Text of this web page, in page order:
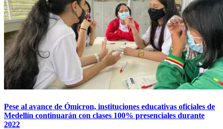
Pese al avance de Ómicron, instituciones educativas oficiales de
Medellín continuarán con clases 100% presenciales durante
2022